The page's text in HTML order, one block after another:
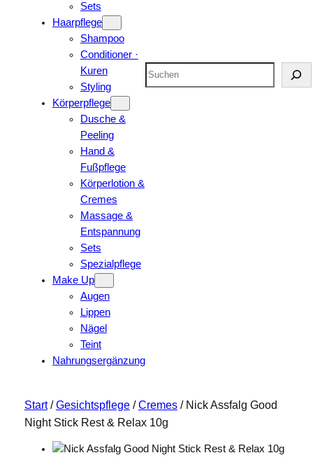
Sets
Haarpflege
Shampoo
Conditioner ·
Kuren
Styling
Körperpflege
Dusche &
Peeling
Hand &
Fußpflege
Körperlotion &
Cremes
Massage &
Entspannung
Sets
Spezialpflege
Make Up
Augen
Lippen
Nägel
Teint
Nahrungsergänzung
Suchen
Start/Gesichtspflege/Cremes/ Nick Assfalg Good
Night Stick Rest & Relax 10g